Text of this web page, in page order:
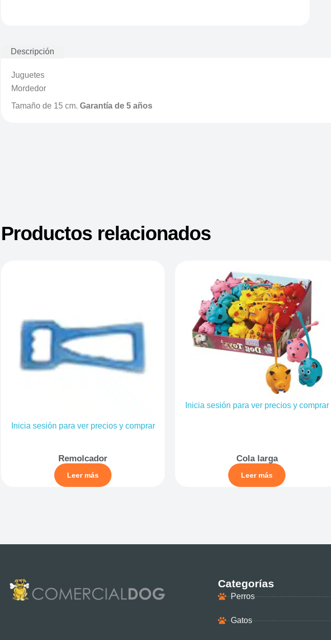
Descripción
Juguetes
Mordedor
Tamaño de 15 cm. Garantía de 5 años
Productos relacionados
Inicia sesión para ver precios y comprar
Remolcador
Leer más
Inicia sesión para ver precios y comprar
Cola larga
Leer más
Categorías
Perros
Gatos